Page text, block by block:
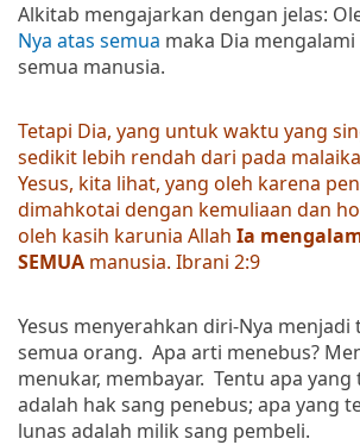
Alkitab mengajarkan dengan jelas:
Nya atas semua maka Dia
semua manusia.
Tetapi Dia, yang untuk waktu yang
sedikit lebih rendah dari pada
Yesus, kita lihat, yang oleh karena
dimahkotai dengan kemuliaan dan
oleh kasih karunia Allah Ia
SEMUA manusia. Ibrani 2:9
Yesus menyerahkan diri-Nya menjadi
semua orang. Apa arti menebus?
menukar, membayar. Tentu apa
adalah hak sang penebus; apa yang
lunas adalah milik sang pembeli.